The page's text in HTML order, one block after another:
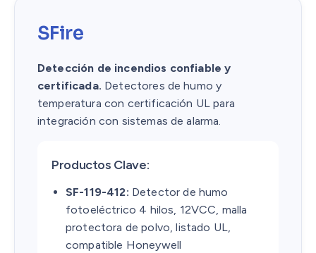
SFire
Detección de incendios confiable y
certificada. Detectores de humo y
temperatura con certificación UL para
integración con sistemas de alarma.
Productos Clave:
SF-119-412: Detector de humo
fotoeléctrico 4 hilos, 12VCC, malla
protectora de polvo, listado UL,
compatible Honeywell